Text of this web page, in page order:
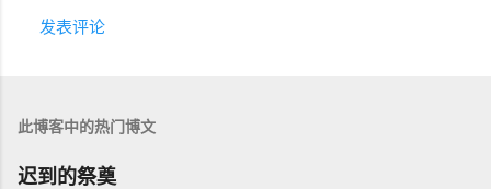
发表评论
此博客中的热门博文
迟到的祭奠